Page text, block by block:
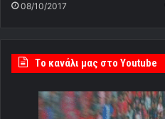
08/10/2017
Tο κανάλι μας στο Youtube